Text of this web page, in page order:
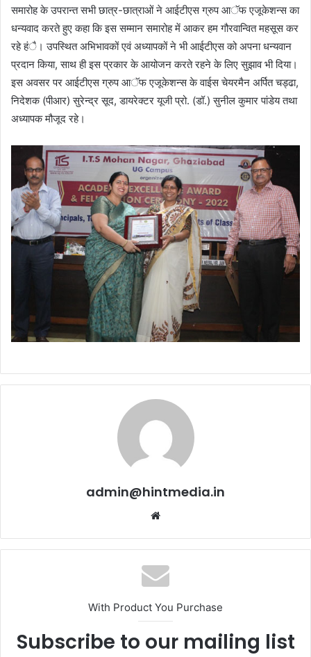
समारोह के उपरान्त सभी छात्र-छात्राओं ने आईटीएस ग्रुप आॅफ एजूकेशन्स का
धन्यवाद करते हुए कहा कि इस सम्मान समारोह में आकर हम गौरवान्वित महसूस कर
रहे हंै। उपस्थित अभिभावकों एवं अध्यापकों ने भी आईटीएस को अपना धन्यवान
प्रदान किया, साथ ही इस प्रकार के आयोजन करते रहने के लिए सुझाव भी दिया।
इस अवसर पर आईटीएस ग्रुप आॅफ एजूकेशन्स के वाईस चेयरमैन अर्पित चड्ढा,
निदेशक (पीआर) सुरेन्द्र सूद, डायरेक्टर यूजी प्रो. (डॉ.) सुनील कुमार पांडेय तथा
अध्यापक मौजूद रहे।
admin@hintmedia.in
With Product You Purchase
Subscribe to our mailing list